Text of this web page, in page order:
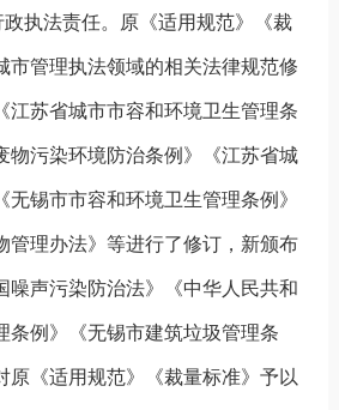
政执法责任。原《适用规范》《裁
市管理执法领域的相关法律规范修
江苏省城市市容和环境卫生管理条
物污染环境防治条例》《江苏省城
锡市市容和环境卫生管理条例》
管理办法》等进行了修订，新颁布
噪声污染防治法》《中华人民共和
条例》《无锡市建筑垃圾管理条
原《适用规范》《裁量标准》予以